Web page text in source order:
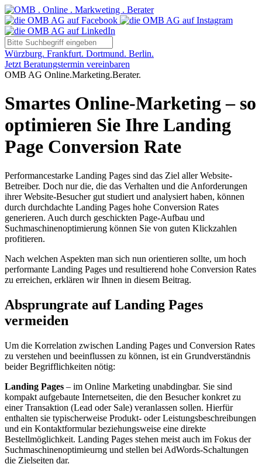
Würzburg. Frankfurt. Dortmund. Berlin.
Jetzt Beratungstermin vereinbaren
OMB AG Online.Marketing.Berater.
Smartes Online-Marketing – so
optimieren Sie Ihre Landing
Page Conversion Rate
Performancestarke Landing Pages sind das Ziel aller Website-
Betreiber. Doch nur die, die das Verhalten und die Anforderungen
ihrer Website-Besucher gut studiert und analysiert haben, können
durch durchdachte Landing Pages hohe Conversion Rates
generieren. Auch durch geschickten Page-Aufbau und
Suchmaschinenoptimierung können Sie von guten Klickzahlen
profitieren.
Nach welchen Aspekten man sich nun orientieren sollte, um hoch
performante Landing Pages und resultierend hohe Conversion Rates
zu erreichen, erklären wir Ihnen in diesem Beitrag.
Absprungrate auf Landing Pages
vermeiden
Um die Korrelation zwischen Landing Pages und Conversion Rates
zu verstehen und beeinflussen zu können, ist ein Grundverständnis
beider Begrifflichkeiten nötig:
Landing Pages – im Online Marketing unabdingbar. Sie sind
kompakt aufgebaute Internetseiten, die den Besucher konkret zu
einer Transaktion (Lead oder Sale) veranlassen sollen. Hierfür
enthalten sie typischerweise Produkt- oder Leistungsbeschreibungen
und ein Kontaktformular beziehungsweise eine direkte
Bestellmöglichkeit. Landing Pages stehen meist auch im Fokus der
Suchmaschinenoptimieurng und stellen bei AdWords-Schaltungen
die Zielseiten dar.